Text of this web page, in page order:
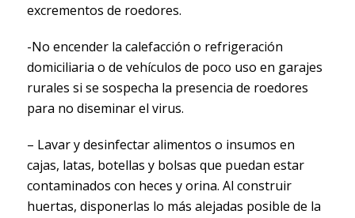
excrementos de roedores.
-No encender la calefacción o refrigeración
domiciliaria o de vehículos de poco uso en garajes
rurales si se sospecha la presencia de roedores
para no diseminar el virus.
– Lavar y desinfectar alimentos o insumos en
cajas, latas, botellas y bolsas que puedan estar
contaminados con heces y orina. Al construir
huertas, disponerlas lo más alejadas posible de la